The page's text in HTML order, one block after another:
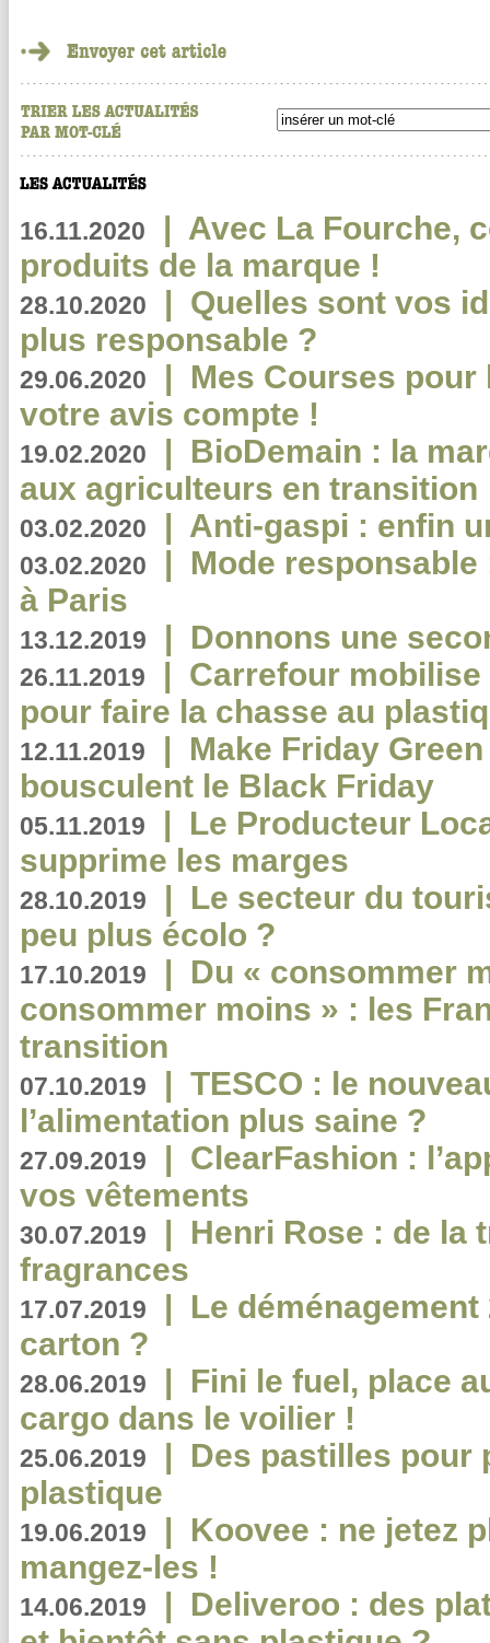
16.11.2020 | Avec La Fourche,
produits de la marque !
28.10.2020 | Quelles sont vos
plus responsable ?
29.06.2020 | Mes Courses pour
votre avis compte !
19.02.2020 | BioDemain : la
aux agriculteurs en transition
03.02.2020 | Anti-gaspi : enfin
03.02.2020 | Mode
à Paris
13.12.2019 | Donnons une
26.11.2019 | Carrefour
pour faire la chasse au
12.11.2019 | Make Friday
bousculent le Black Friday
05.11.2019 | Le Producteur
supprime les marges
28.10.2019 | Le secteur du
peu plus écolo ?
17.10.2019 | Du « consommer
consommer moins » : les
transition
07.10.2019 | TESCO : le
l’alimentation plus saine ?
27.09.2019 | ClearFashion :
vos vêtements
30.07.2019 | Henri Rose : de la
fragrances
17.07.2019 | Le
carton ?
28.06.2019 | Fini le fuel, place
cargo dans le voilier !
25.06.2019 | Des pastilles pour
plastique
19.06.2019 | Koovee : ne jetez
mangez-les !
14.06.2019 | Deliveroo : des